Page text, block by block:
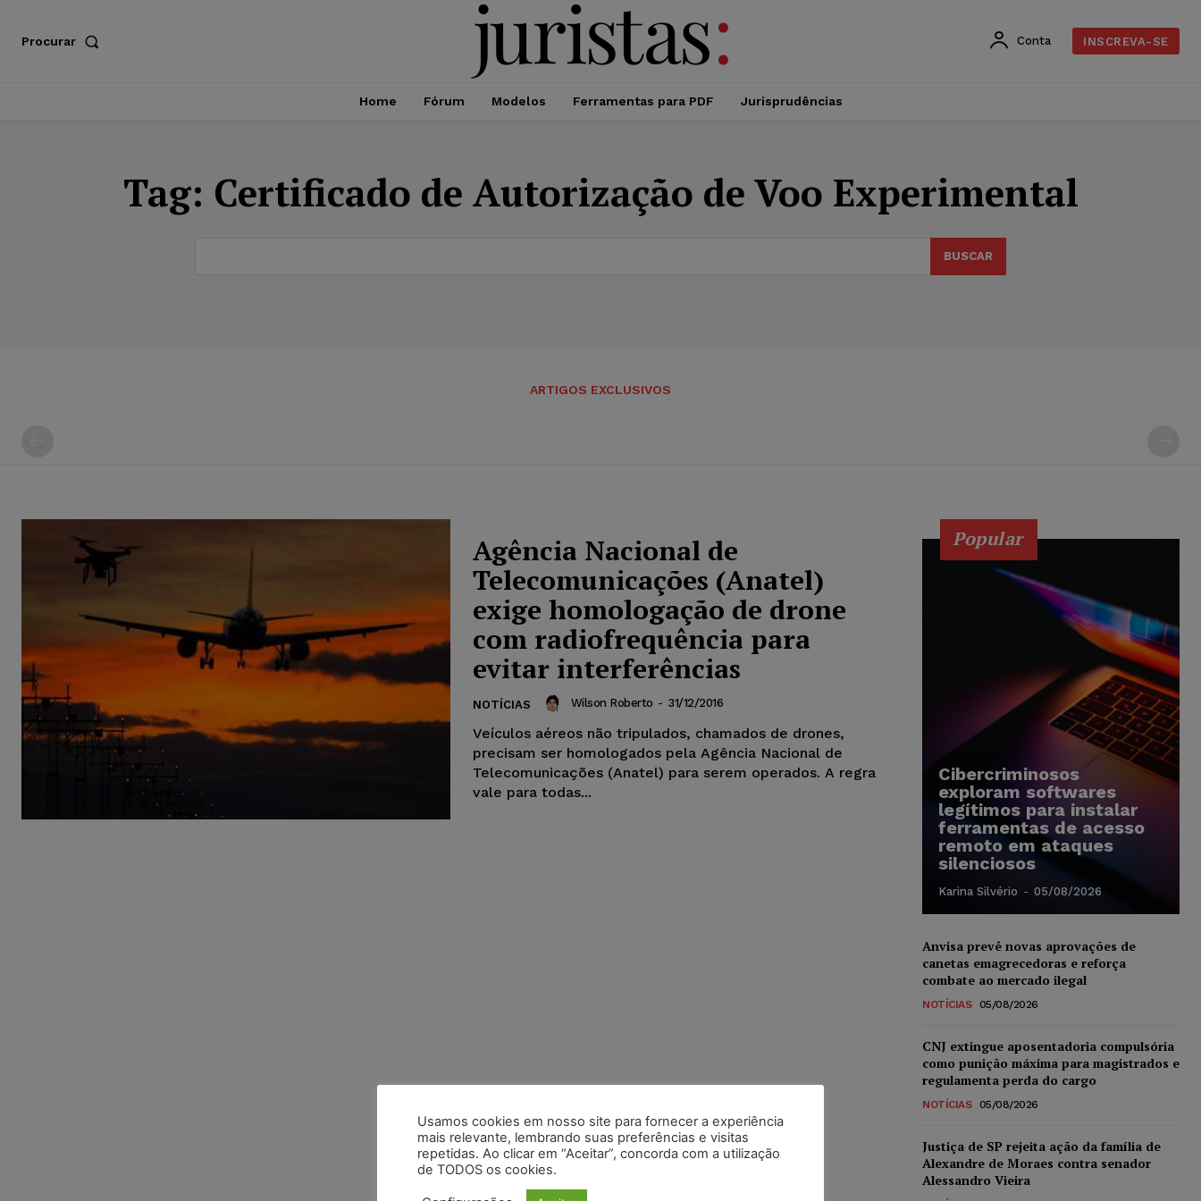
Procurar Conta INSCREVA-SE
Home Fórum Modelos Ferramentas para PDF Jurisprudências
Tag: Certificado de Autorização de Voo Experimental
BUSCAR
ARTIGOS EXCLUSIVOS
Agência Nacional de
Telecomunicações (Anatel)
exige homologação de drone
com radiofrequência para
evitar interferências
NOTÍCIAS Wilson Roberto - 31/12/2016
Veículos aéreos não tripulados, chamados de drones,
precisam ser homologados pela Agência Nacional de
Telecomunicações (Anatel) para serem operados. A regra
vale para todas...
Popular
Cibercriminosos
exploram softwares
legítimos para instalar
ferramentas de acesso
remoto em ataques
silenciosos
Karina Silvério - 05/08/2026
Anvisa prevê novas aprovações de
canetas emagrecedoras e reforça
combate ao mercado ilegal
NOTÍCIAS 05/08/2026
CNJ extingue aposentadoria compulsória
como punição máxima para magistrados e
regulamenta perda do cargo
NOTÍCIAS 05/08/2026
Justiça de SP rejeita ação da família de
Alexandre de Moraes contra senador
Alessandro Vieira
Usamos cookies em nosso site para fornecer a experiência
mais relevante, lembrando suas preferências e visitas
repetidas. Ao clicar em “Aceitar”, concorda com a utilização
de TODOS os cookies.